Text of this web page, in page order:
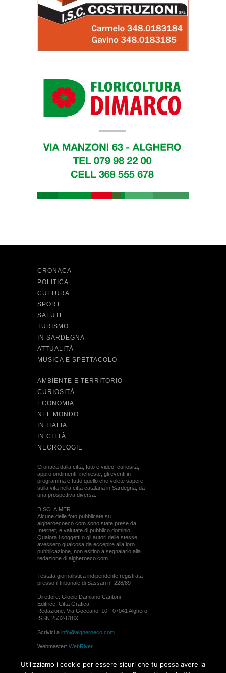
CRONACA
POLITICA
CULTURA
SPORT
SALUTE
TURISMO
IN SARDEGNA
ATTUALITÀ
MUSICA E SPETTACOLO
AMBIENTE E TERRITORIO
CURIOSITÀ
ECONOMIA
NEL MONDO
IN ITALIA
IN CITTÀ
NECROLOGIE
Cronaca dalla città, foto e video, curiosità,
approfondimenti, inchieste, gli eventi in
programma e tutto quello che volete sapere
sulla vita nella città catalana in Sardegna, da
una prospettiva diversa.
DISCLAIMER
Alcune delle foto pubblicate su
algheroecoeco.com sono state prese da
Internet, e valutate di pubblico dominio.
Qualora i soggetti o gli autori delle stesse
avessero qualcosa da eccepire alla loro
pubblicazione, non esitino a segnalarlo alla
redazione di algheroeco.com
Testata giornalistica indipendente registrata
presso il tribunale di Sassari n° 228/89
Direttore: Gioele Damiano Cantoni
Editrice: Città Grafica
Redazione: Via Goceano, 10 - 07041 Alghero
ISSN 2532-618X
Scrivici a info@algheroeco.com
Webmaster: WebRiver
permesso di algheroeco.com
Utilizziamo i cookie per essere sicuri che tu possa avere la